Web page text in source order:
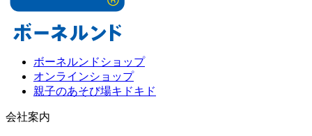
ボーネルンドショップ
オンラインショップ
親子のあそび場キドキド
会社案内